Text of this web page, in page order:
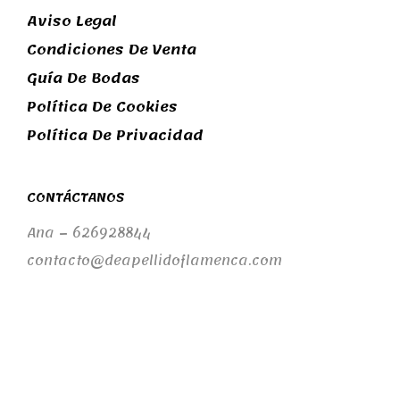
Aviso Legal
Condiciones De Venta
Guía De Bodas
Política De Cookies
Política De Privacidad
CONTÁCTANOS
Ana – 626928844
contacto@deapellidoflamenca.com